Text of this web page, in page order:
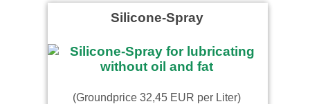
Silicone-Spray
(Groundprice 32,45 EUR per Liter)